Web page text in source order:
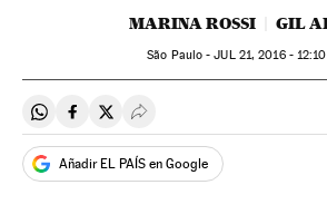
MARINA ROSSI GIL
São Paulo -JUL21, 2016 - 12:10
Compartir en Whatsapp
Compartir en Facebook
Compartir en Twitter
Desplegar Redes Sociales
Añadir EL PAÍS en Google